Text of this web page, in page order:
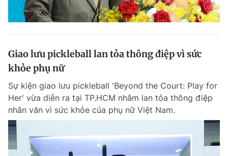
Giao lưu pickleball lan tỏa thông điệp vì sức
khỏe phụ nữ
Sự kiện giao lưu pickleball 'Beyond the Court: Play for
Her' vừa diễn ra tại TP.HCM nhằm lan tỏa thông điệp
nhân văn vì sức khỏe của phụ nữ Việt Nam.